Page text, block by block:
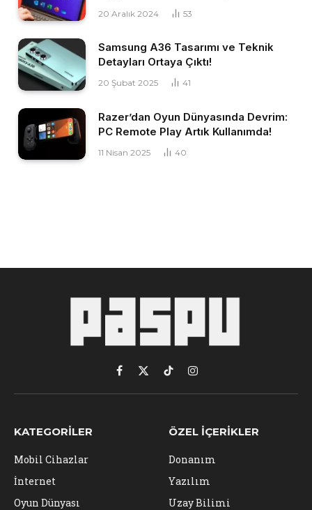
20 Aralık 2024 53
Samsung A36 Tasarımı ve Teknik
Detayları Ortaya Çıktı!
20 Şubat 2025 41
Razer’dan Oyun Dünyasında Devrim:
PC Remote Play Artık Kullanımda!
11 Nisan 2025 40
Facebook
X
(Twitter)
TikTokInstagram
KATEGORILER
Mobil Cihazlar
İnternet
Oyun Dünyası
ÖZEL İÇERIKLER
Donanım
Yazılım
Uzay Bilimi